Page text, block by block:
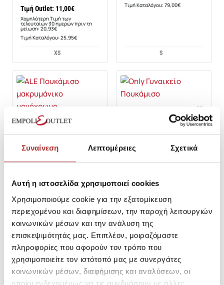
Συναίνεση Λεπτομέρειες Σχετικά
Αυτή η ιστοσελίδα χρησιμοποιεί cookies
Χρησιμοποιούμε cookie για την εξατομίκευση
περιεχομένου και διαφημίσεων, την παροχή λειτουργιών
κοινωνικών μέσων και την ανάλυση της
επισκεψιμότητάς μας. Επιπλέον, μοιραζόμαστε
πληροφορίες που αφορούν τον τρόπο που
χρησιμοποιείτε τον ιστότοπό μας με συνεργάτες
κοινωνικών μέσων, διαφήμισης και αναλύσεων, οι
οποίοι ενδεχομένως να τις συνδυάσουν με άλλες
Τιμή Outlet: 11,00€
Χαμηλότερη Τιμή των
τελευταίων 30 ημερών πριν τη
μείωση: 20,93€
Τιμή Καταλόγου: 25,95€
XS
Τιμή Καταλόγου: 79,00€
S
ALE
μονόχρωμο
Τιμή Καταλόγου: 69,99€
S-8M-10L-12
Only Γυναικείο Πουκάμισο
Τιμή Outlet: 18,87€
Χαμηλότερη Τιμή των
Τιμή Καταλόγου: 29,99€
XSSM
Νέο
-30%
8696 8696 ΓΥΝΑΙΚΕΙΟ
ΠΟΥΚΑΜΙΣΟ Μ.Μ.
ALE Πουκάμισο μονόχρωμο